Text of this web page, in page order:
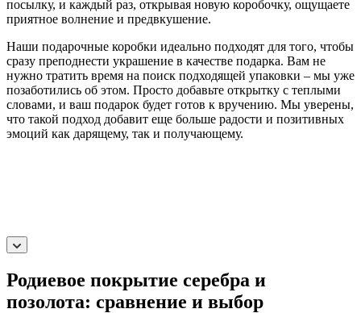
посылку, и каждый раз, открывая новую коробочку, ощущаете
приятное волнение и предвкушение.
Наши подарочные коробки идеально подходят для того, чтобы
сразу преподнести украшение в качестве подарка. Вам не
нужно тратить время на поиск подходящей упаковки – мы уже
позаботились об этом. Просто добавьте открытку с теплыми
словами, и ваш подарок будет готов к вручению. Мы уверены,
что такой подход добавит еще больше радости и позитивных
эмоций как дарящему, так и получающему.
Родиевое покрытие серебра и
позолота: сравнение и выбор